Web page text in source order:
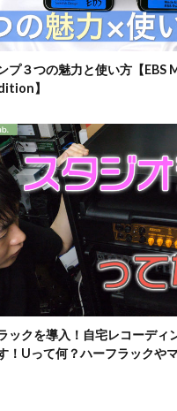
プ３つの魅力と使い方【EBS
】
ックを導入！自宅レコーディ
！Uって何？ハーフラックや